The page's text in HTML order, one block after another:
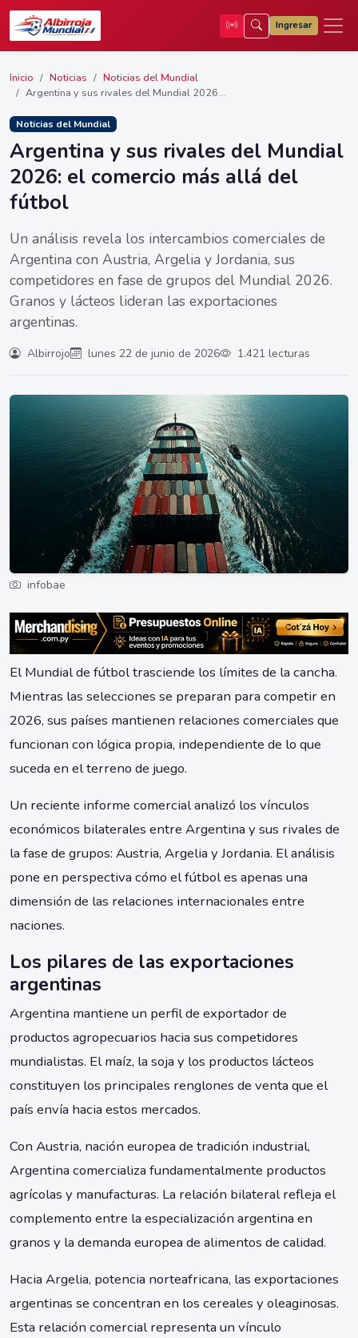
Ingresar
Inicio Noticias
Noticias del Mundial
Argentina y sus rivales del Mundial 2026...
Noticias del Mundial
Argentina y sus rivales del Mundial
2026: el comercio más allá del
fútbol
Un análisis revela los intercambios comerciales de
Argentina con Austria, Argelia y Jordania, sus
competidores en fase de grupos del Mundial 2026.
Granos y lácteos lideran las exportaciones
argentinas.
Albirrojo lunes 22 de junio de 2026 1.421 lecturas
infobae
El Mundial de fútbol trasciende los límites de la cancha.
Mientras las selecciones se preparan para competir en
2026, sus países mantienen relaciones comerciales que
funcionan con lógica propia, independiente de lo que
suceda en el terreno de juego.
Un reciente informe comercial analizó los vínculos
económicos bilaterales entre Argentina y sus rivales de
la fase de grupos: Austria, Argelia y Jordania. El análisis
pone en perspectiva cómo el fútbol es apenas una
dimensión de las relaciones internacionales entre
naciones.
Los pilares de las exportaciones
argentinas
Argentina mantiene un perfil de exportador de
productos agropecuarios hacia sus competidores
mundialistas. El maíz, la soja y los productos lácteos
constituyen los principales renglones de venta que el
país envía hacia estos mercados.
Con Austria, nación europea de tradición industrial,
Argentina comercializa fundamentalmente productos
agrícolas y manufacturas. La relación bilateral refleja el
complemento entre la especialización argentina en
granos y la demanda europea de alimentos de calidad.
Hacia Argelia, potencia norteafricana, las exportaciones
argentinas se concentran en los cereales y oleaginosas.
Esta relación comercial representa un vínculo